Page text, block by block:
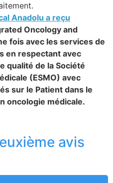
Anadolu a reçu
Oncology and
fois avec les services de
en respectant avec
qualité de la Société
(ESMO) avec
sur le Patient dans le
oncologie médicale.
avis